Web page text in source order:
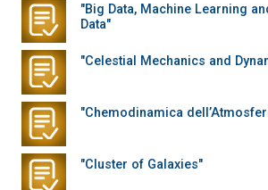
"Big Data, Machine Learning
Data"
"Celestial Mechanics and
"Chemodinamica
"Cluster of Galaxies"